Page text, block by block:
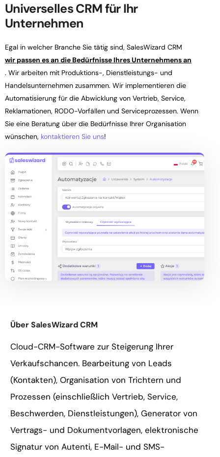
Universelles CRM für Ihr
Unternehmen
Egal in welcher Branche Sie tätig sind, SalesWizard CRM
wir passen es an die Bedürfnisse Ihres Unternehmens an
. Wir arbeiten mit Produktions-, Dienstleistungs- und
Handelsunternehmen zusammen. Wir implementieren die
Automatisierung für die Abwicklung von Vertrieb, Service,
Reklamationen, RODO-Vorfällen und Serviceprozessen. Wenn
Sie eine Beratung über die Bedürfnisse Ihrer Organisation
wünschen, kontaktieren Sie uns!
Über SalesWizard CRM
Cloud-CRM-Software zur Steigerung Ihrer
Verkaufschancen. Bearbeitung von Leads
(Kontakten), Organisation von Trichtern und
Prozessen (einschließlich Vertrieb, Service,
Beschwerden, Dienstleistungen), Generator von
Vertrags- und Dokumentvorlagen, elektronische
Signatur von Autenti, E-Mail- und SMS-